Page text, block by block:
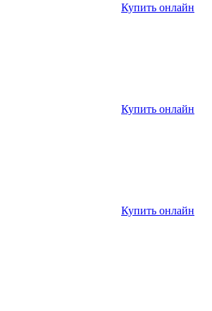
Купить онлайн
Купить онлайн
Купить онлайн